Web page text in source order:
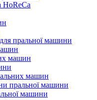
HoReCa
пральної машини
машин
машин
пральної машини
машини